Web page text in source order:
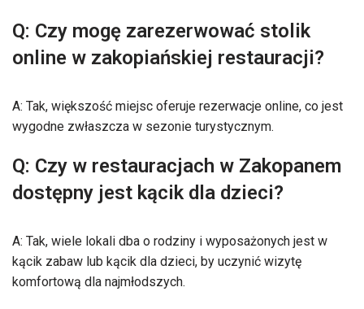
Q: Czy mogę zarezerwować stolik
online w zakopiańskiej restauracji?
A: Tak, większość miejsc oferuje rezerwacje online, co jest
wygodne zwłaszcza w sezonie turystycznym.
Q: Czy w restauracjach w Zakopanem
dostępny jest kącik dla dzieci?
A: Tak, wiele lokali dba o rodziny i wyposażonych jest w
kącik zabaw lub kącik dla dzieci, by uczynić wizytę
komfortową dla najmłodszych.